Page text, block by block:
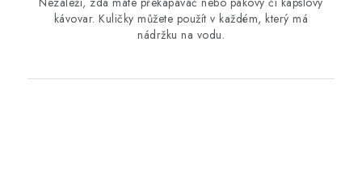
kávovar. Kuličky můžete použít v každém, který má
nádržku na vodu.